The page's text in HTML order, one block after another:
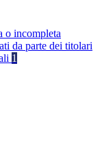
o incompleta
da parte dei titolari
1